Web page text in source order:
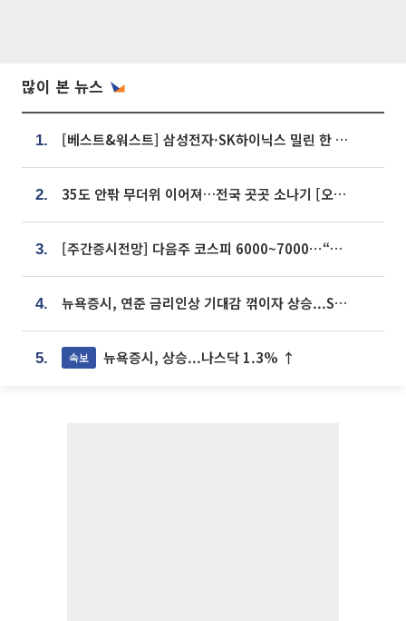
많이 본 뉴스
1. [베스트&워스트] 삼성전자·SK하이닉스 밀린 한 주…상상인증권은 85% 급등
2. 35도 안팎 무더위 이어져…전국 곳곳 소나기 [오늘 날씨]
3. [주간증시전망] 다음주 코스피 6000~7000⋯“外人 수급은 정책이 변수”
4. 뉴욕증시, 연준 금리인상 기대감 꺾이자 상승...S&P500 사상 최고치 [종합]
5. 속보 뉴욕증시, 상승...나스닥 1.3% ↑